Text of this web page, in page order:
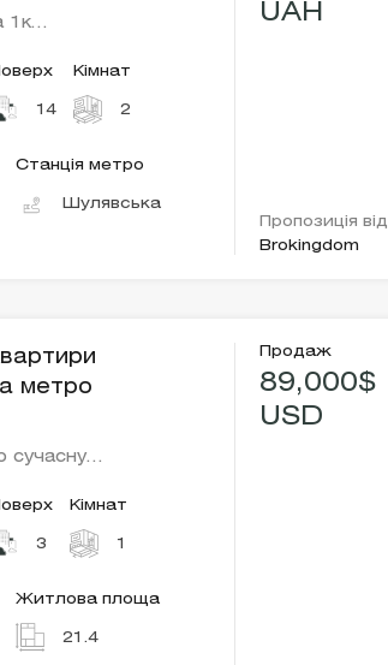
1к…
14
Кімнат
2
Станція метро
Шулявська
UAH
Пропозиція від
Brokingdom
метро
сучасну…
3
Кімнат
1
Житлова площа
21.4
Продаж
89,000$
USD